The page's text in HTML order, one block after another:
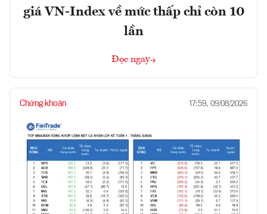
giá VN-Index về mức thấp chỉ còn 10
lần
Đọc ngay
Chứng khoán 17:59, 09/08/2026